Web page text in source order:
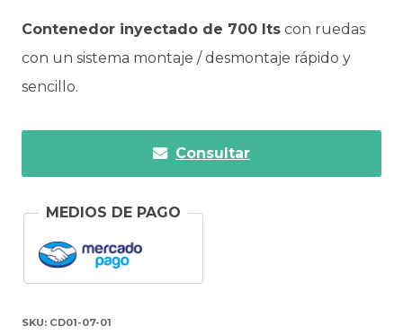
Contenedor inyectado de 700 lts con ruedas
con un sistema montaje / desmontaje rápido y
sencillo.
Consultar
MEDIOS DE PAGO
SKU: CD01-07-01